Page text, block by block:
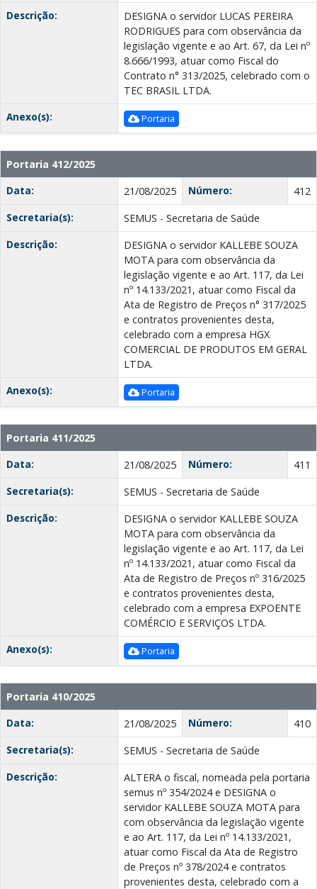
Descrição:
DESIGNA o servidor LUCAS PEREIRA
RODRIGUES para com observância da
legislação vigente e ao Art. 67, da Lei nº
8.666/1993, atuar como Fiscal do
Contrato n° 313/2025, celebrado com o
TEC BRASIL LTDA.
Anexo(s):
Portaria
Portaria 412/2025
Data:
21/08/2025 Número:
412
Secretaria(s):
SEMUS - Secretaria de Saúde
Descrição:
DESIGNA o servidor KALLEBE SOUZA
MOTA para com observância da
legislação vigente e ao Art. 117, da Lei
nº 14.133/2021, atuar como Fiscal da
Ata de Registro de Preços n° 317/2025
e contratos provenientes desta,
celebrado com a empresa HGX
COMERCIAL DE PRODUTOS EM GERAL
LTDA.
Anexo(s):
Portaria
Portaria 411/2025
Data:
21/08/2025 Número:
411
Secretaria(s):
SEMUS - Secretaria de Saúde
Descrição:
DESIGNA o servidor KALLEBE SOUZA
MOTA para com observância da
legislação vigente e ao Art. 117, da Lei
nº 14.133/2021, atuar como Fiscal da
Ata de Registro de Preços nº 316/2025
e contratos provenientes desta,
celebrado com a empresa EXPOENTE
COMÉRCIO E SERVIÇOS LTDA.
Anexo(s):
Portaria
Portaria 410/2025
Data:
21/08/2025 Número:
410
Secretaria(s):
SEMUS - Secretaria de Saúde
Descrição:
ALTERA o fiscal, nomeada pela portaria
semus nº 354/2024 e DESIGNA o
servidor KALLEBE SOUZA MOTA para
com observância da legislação vigente
e ao Art. 117, da Lei nº 14.133/2021,
atuar como Fiscal da Ata de Registro
de Preços nº 378/2024 e contratos
provenientes desta, celebrado com a